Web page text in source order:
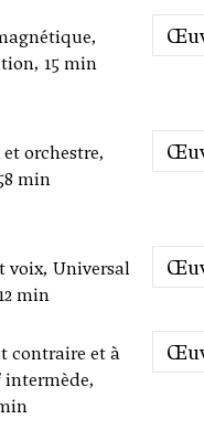
15 min
orchestre,
min
voix, Universal
min
contraire et à
intermède,